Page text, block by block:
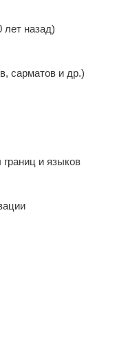
лет назад)
сарматов и др.)
и языков